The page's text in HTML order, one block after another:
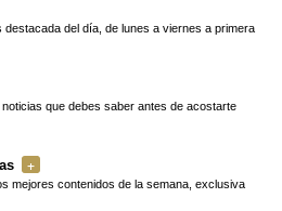
destacada del día, de lunes a viernes a primera
que debes saber antes de acostarte
mejores contenidos de la semana, exclusiva